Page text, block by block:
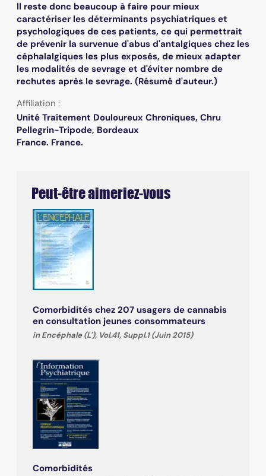
ll reste donc beaucoup à faire pour mieux
caractériser les déterminants psychiatriques et
psychologiques de ces patients, ce qui permettrait
de prévenir la survenue d'abus d'antalgiques chez les
céphalalgiques les plus exposés, de mieux adapter
les modalités de sevrage et d'éviter nombre de
rechutes après le sevrage. (Résumé d'auteur.)
Affiliation :
Unité Traitement Douloureux Chroniques, Chru
Pellegrin-Tripode, Bordeaux
France. France.
Peut-être aimeriez-vous
Comorbidités chez 207 usagers de cannabis
en consultation jeunes consommateurs
in Encéphale (L'), Vol.41, Suppl.1 (Juin 2015)
Comorbidités